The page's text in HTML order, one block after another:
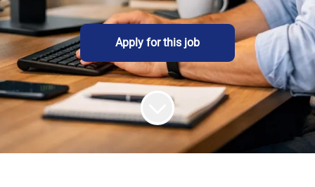
Apply for this job